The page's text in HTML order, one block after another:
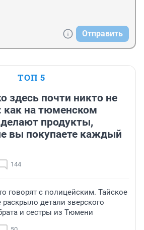
Отправить
ТОП 5
здесь почти никто не
как на тюменском
продукты,
вы покупаете каждый
144
говорят с полицейским. Тайское
раскрыло детали зверского
и сестры из Тюмени